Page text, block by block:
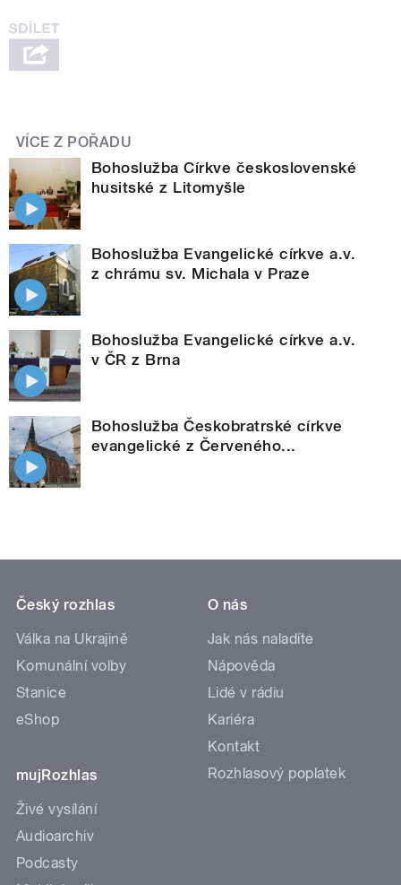
VÍCE Z POŘADU
Bohoslužba Církve československé
husitské z Litomyšle
Bohoslužba Evangelické církve a.v.
z chrámu sv. Michala v Praze
Bohoslužba Evangelické církve a.v.
v ČR z Brna
Bohoslužba Českobratrské církve
evangelické z Červeného...
Český rozhlas
Válka na Ukrajině
Komunální volby
Stanice
eShop
mujRozhlas
Živé vysílání
Audioarchiv
Podcasty
O nás
Jak nás naladíte
Nápověda
Lidé v rádiu
Kariéra
Kontakt
Rozhlasový poplatek